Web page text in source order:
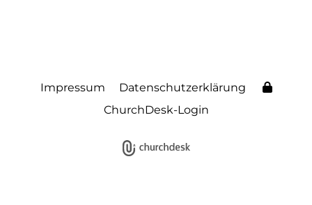
Impressum
Datenschutzerklärung
ChurchDesk-Login